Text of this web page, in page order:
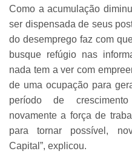
Como a acumulação
ser dispensada de seus
do desemprego faz com
busque refúgio nas
nada tem a ver com
de uma ocupação para
período de
novamente a força de
para tornar possível,
Capital”, explicou.